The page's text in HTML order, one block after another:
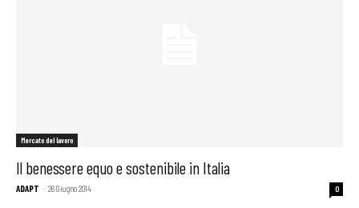
Mercato del lavoro
Il benessere equo e sostenibile in Italia
ADAPT - 26 Giugno 2014 0